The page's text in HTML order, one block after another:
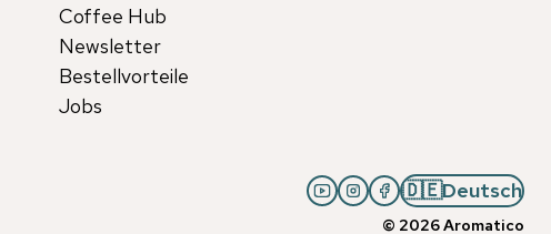
Coffee Hub
Newsletter
Bestellvorteile
Jobs
🇩🇪Deutsch
© 2026Aromatico